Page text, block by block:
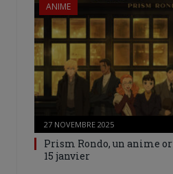
ANIME
27 NOVEMBRE 2025
Prism Rondo, un anime
15 janvier